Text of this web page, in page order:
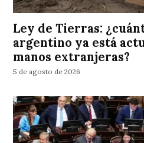
Ley de Tierras:
argentino ya está
manos extranjeras?
5 de agosto de 2026